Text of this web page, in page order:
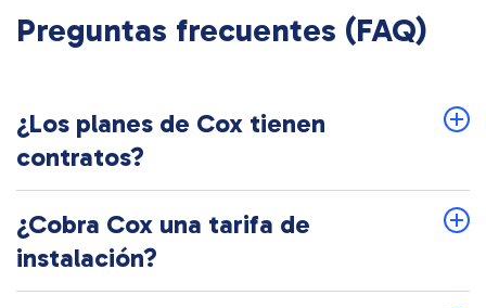
Preguntas frecuentes (FAQ)
¿Los planes de Cox tienen
contratos?
¿Cobra Cox una tarifa de
instalación?